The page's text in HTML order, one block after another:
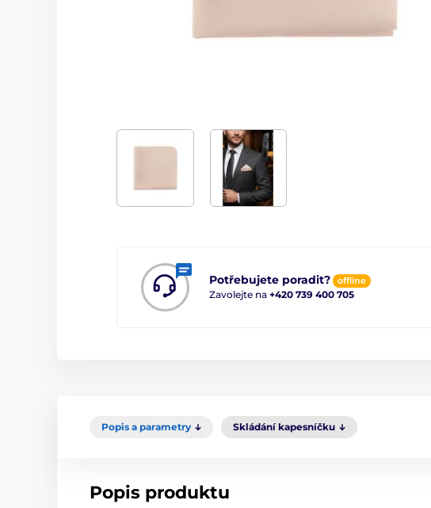
Potřebujete poradit? offline
Zavolejte na +420 739 400 705
Popis a parametry Skládání kapesníčku
Popis produktu